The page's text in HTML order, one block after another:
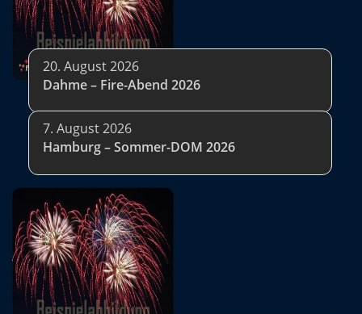
20. August 2026
Dahme – Fire-Abend 2026
7. August 2026
Hamburg – Sommer-DOM 2026